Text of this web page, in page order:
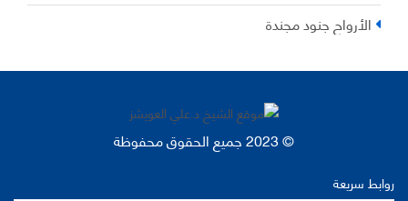
الأرواح جنود مجندة
© 2023 جميع الحقوق محفوظة
روابط سريعة